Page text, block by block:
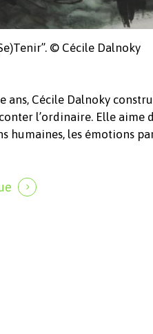
© Cécile Dalnoky
ans, Cécile Dalnoky
l’ordinaire. Elle aime
humaines, les émotions